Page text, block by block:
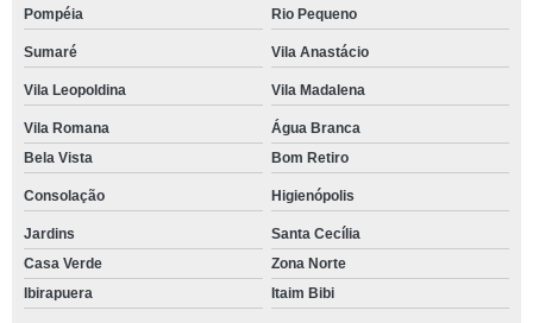
Pompéia Rio Pequeno
Sumaré Vila Anastácio
Vila Leopoldina Vila Madalena
Vila Romana
Água Branca
Bela Vista
Bom Retiro
Consolação Higienópolis
Jardins
Santa Cecília
Casa Verde
Zona Norte
Ibirapuera
Itaim Bibi